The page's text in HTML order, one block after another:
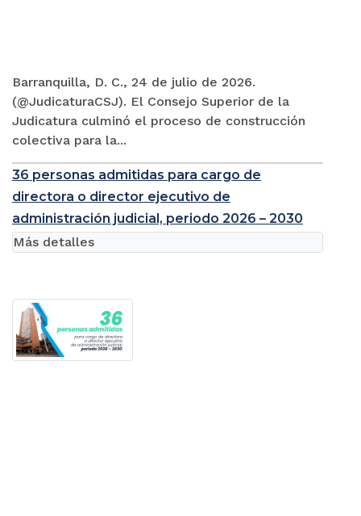
Barranquilla, D. C., 24 de julio de 2026.
(@JudicaturaCSJ). El Consejo Superior de la
Judicatura culminó el proceso de construcción
colectiva para la...
36 personas admitidas para cargo de
directora o director ejecutivo de
administración judicial, periodo 2026 – 2030
Más detalles